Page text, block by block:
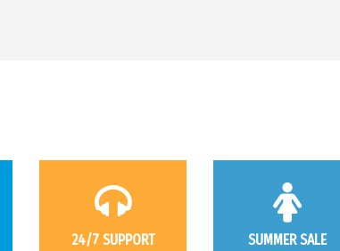
24/7 SUPPORT SUMMER SALE